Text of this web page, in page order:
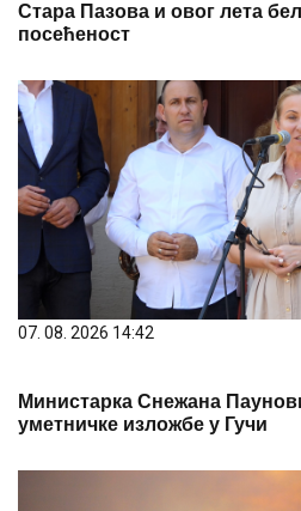
Стара Пазова и овог лета
посећеност
07. 08. 2026 14:42
Министарка Снежана
уметничке изложбе у Гучи